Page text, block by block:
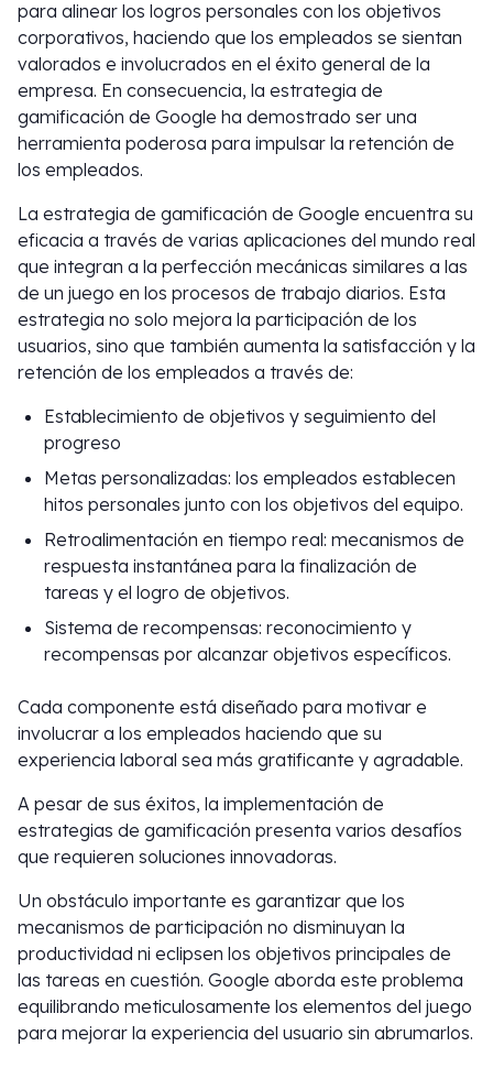
para alinear los logros personales con los objetivos
corporativos, haciendo que los empleados se sientan
valorados e involucrados en el éxito general de la
empresa. En consecuencia, la estrategia de
gamificación de Google ha demostrado ser una
herramienta poderosa para impulsar la retención de
los empleados.
La estrategia de gamificación de Google encuentra su
eficacia a través de varias aplicaciones del mundo real
que integran a la perfección mecánicas similares a las
de un juego en los procesos de trabajo diarios. Esta
estrategia no solo mejora la participación de los
usuarios, sino que también aumenta la satisfacción y la
retención de los empleados a través de:
Establecimiento de objetivos y seguimiento del
progreso
Metas personalizadas: los empleados establecen
hitos personales junto con los objetivos del equipo.
Retroalimentación en tiempo real: mecanismos de
respuesta instantánea para la finalización de
tareas y el logro de objetivos.
Sistema de recompensas: reconocimiento y
recompensas por alcanzar objetivos específicos.
Cada componente está diseñado para motivar e
involucrar a los empleados haciendo que su
experiencia laboral sea más gratificante y agradable.
A pesar de sus éxitos, la implementación de
estrategias de gamificación presenta varios desafíos
que requieren soluciones innovadoras.
Un obstáculo importante es garantizar que los
mecanismos de participación no disminuyan la
productividad ni eclipsen los objetivos principales de
las tareas en cuestión. Google aborda este problema
equilibrando meticulosamente los elementos del juego
para mejorar la experiencia del usuario sin abrumarlos.